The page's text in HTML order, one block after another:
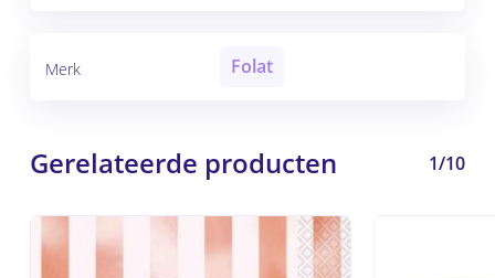
Merk Folat
Gerelateerde producten 1/10